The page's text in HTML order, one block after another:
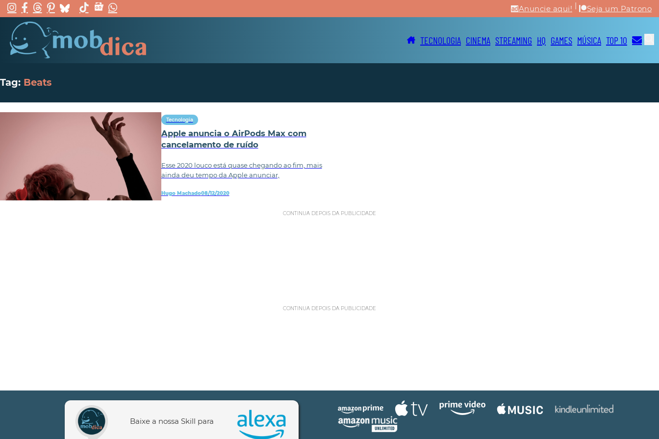
Anuncie aqui! | Seja um Patrono
TECNOLOGIA CINEMA STREAMING HQ GAMES MÚSICA TOP 10
Tag: Beats
Tecnologia
Apple anuncia o AirPods Max com
cancelamento de ruído
Esse 2020 louco está quase chegando ao fim, mais
ainda deu tempo da Apple anunciar,
Hugo Machado08/12/2020
CONTINUA DEPOIS DA PUBLICIDADE
CONTINUA DEPOIS DA PUBLICIDADE
Baixe a nossa Skill para